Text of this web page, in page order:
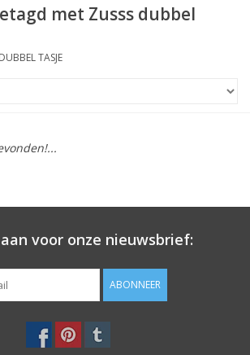
met Zusss dubbel
TASJE
voor onze nieuwsbrief:
ABONNEER